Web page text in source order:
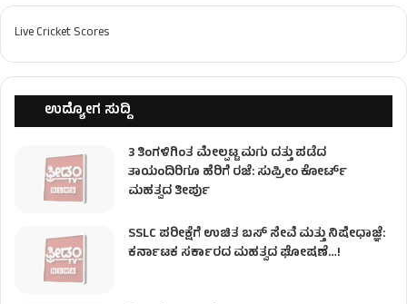
Live Cricket Scores
ಉದ್ಯೋಗ ಸುದ್ದಿ
3 ತಿಂಗಳಿಗಿಂತ ಮೇಲ್ಪಟ್ಟ ಮಗು ದತ್ತು ಪಡೆದ
ತಾಯಂದಿರಿಗೂ ಹೆರಿಗೆ ರಜೆ: ಸುಪ್ರೀಂ ಕೋರ್ಟ್
ಮಹತ್ವದ ತೀರ್ಪು
SSLC ಪರೀಕ್ಷೆಗೆ ಉಚಿತ ಬಸ್ ಸೇವೆ ಮತ್ತು ನಿಷೇಧಾಜ್ಞೆ:
ಕರ್ನಾಟಕ ಸರ್ಕಾರದ ಮಹತ್ವದ ಘೋಷಣೆ…!